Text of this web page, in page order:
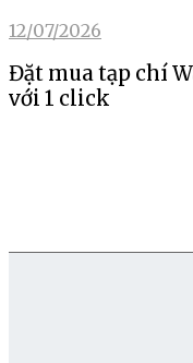
12/07/2026
Đặt mua tạp chí
với 1 click